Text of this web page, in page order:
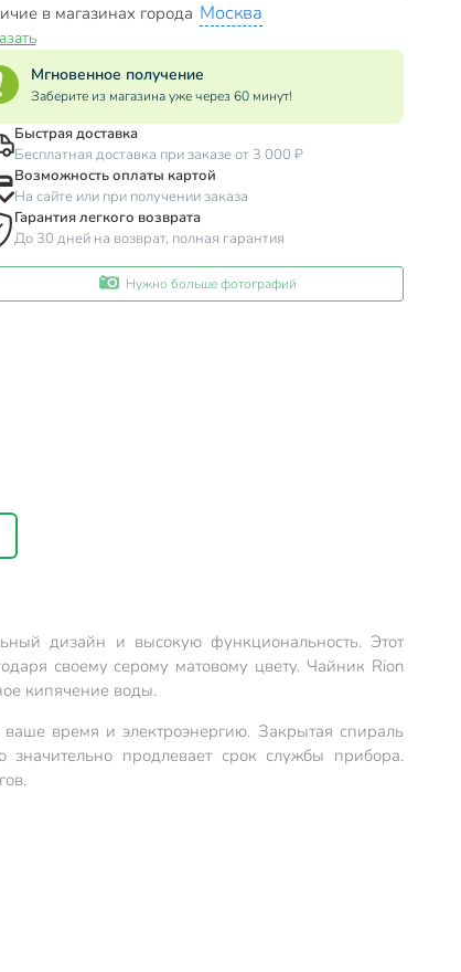
в магазинах города Москва
Мгновенное получение
Заберите из магазина уже через 60 минут!
Быстрая доставка
Бесплатная доставка при заказе от 3 000 ₽
Возможность оплаты картой
На сайте или при получении заказа
Гарантия легкого возврата
До 30 дней на возврат, полная гарантия
Нужно больше фотографий
дизайн и высокую функциональность. Этот
своему серому матовому цвету. Чайник Rion
кипячение воды.
время и электроэнергию. Закрытая спираль
значительно продлевает срок службы прибора.